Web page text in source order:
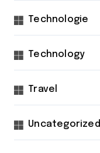
Technologie
Technology
Travel
Uncategorized